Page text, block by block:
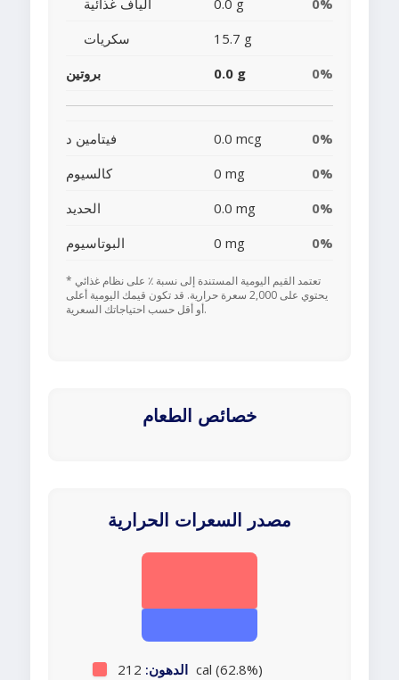
ألياف غذائية 0.0 g
0%
سكريات
15.7 g
بروتين
0.0 g 0%
فيتامين د 0.0 mcg
0%
كالسيوم
0 mg
0%
الحديد
0.0 mg
0%
البوتاسيوم
0 mg 0%
* تعتمد القيم اليومية المستندة إلى نسبة ٪ على نظام غذائي
يحتوي على 2,000 سعرة حرارية. قد تكون قيمك اليومية أعلى
أو أقل حسب احتياجاتك السعرية.
خصائص الطعام
مصدر السعرات الحرارية
الدهون: 212 cal (62.8%)